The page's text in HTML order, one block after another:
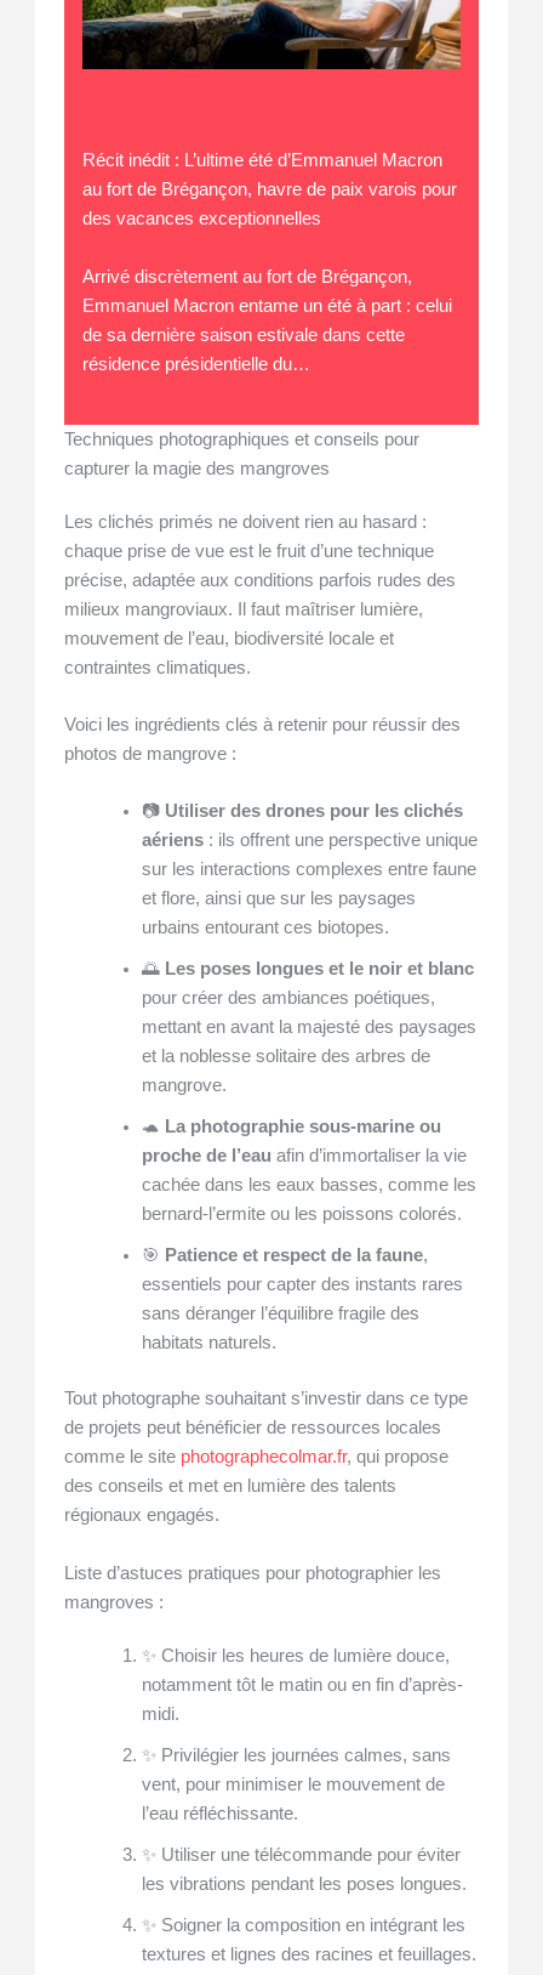
Récit inédit : L’ultime été d’Emmanuel Macron
au fort de Brégançon, havre de paix varois pour
des vacances exceptionnelles
Arrivé discrètement au fort de Brégançon,
Emmanuel Macron entame un été à part : celui
de sa dernière saison estivale dans cette
résidence présidentielle du…
Techniques photographiques et conseils pour
capturer la magie des mangroves
Les clichés primés ne doivent rien au hasard :
chaque prise de vue est le fruit d’une technique
précise, adaptée aux conditions parfois rudes des
milieux mangroviaux. Il faut maîtriser lumière,
mouvement de l’eau, biodiversité locale et
contraintes climatiques.
Voici les ingrédients clés à retenir pour réussir des
photos de mangrove :
📷 Utiliser des drones pour les clichés
aériens: ils offrent une perspective unique
sur les interactions complexes entre faune
et flore, ainsi que sur les paysages
urbains entourant ces biotopes.
🌅 Les poses longues et le noir et blanc
pour créer des ambiances poétiques,
mettant en avant la majesté des paysages
et la noblesse solitaire des arbres de
mangrove.
🐢 La photographie sous-marine ou
proche de l’eau afin d’immortaliser la vie
cachée dans les eaux basses, comme les
bernard-l’ermite ou les poissons colorés.
🎯 Patience et respect de la faune,
essentiels pour capter des instants rares
sans déranger l’équilibre fragile des
habitats naturels.
Tout photographe souhaitant s’investir dans ce type
de projets peut bénéficier de ressources locales
comme le site photographecolmar.fr, qui propose
des conseils et met en lumière des talents
régionaux engagés.
Liste d’astuces pratiques pour photographier les
mangroves :
✨ Choisir les heures de lumière douce,
notamment tôt le matin ou en fin d’après-
midi.
✨ Privilégier les journées calmes, sans
vent, pour minimiser le mouvement de
l’eau réfléchissante.
✨ Utiliser une télécommande pour éviter
les vibrations pendant les poses longues.
✨ Soigner la composition en intégrant les
textures et lignes des racines et feuillages.